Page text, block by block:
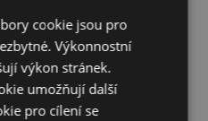
příležitost:Vánoce
cookie jsou pro
Výkonnostní
výkon stránek.
umožňují další
pro cílení se